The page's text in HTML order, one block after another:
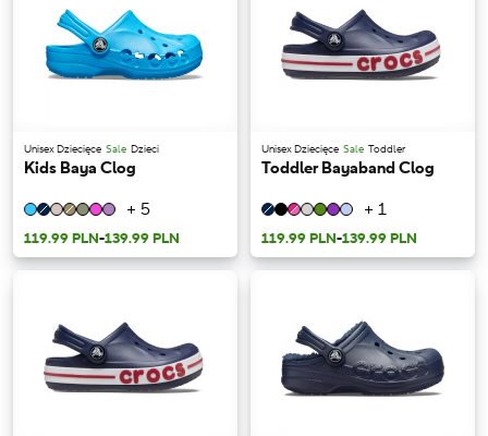
Unisex Dziecięce Sale Dzieci
Kids Baya Clog
+ 5
119.99 PLN-139.99 PLN
Unisex Dziecięce Sale Toddler
Toddler Bayaband Clog
+ 1
119.99 PLN-139.99 PLN